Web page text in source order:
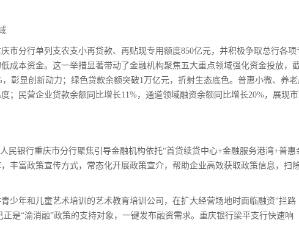
分行单列支农支小再贷款、再贴现专用额度850亿元，并积极争取总行各项
成本资金。这一举措显著带动了金融机构聚焦五大重点领域强化资金投放，
彰显创新动力；绿色贷款余额突破1万亿元，折射生态底色。普惠小微、养老
；民营企业贷款余额同比增长11%，通道领域融资余额同比增长20%，展现
银行重庆市分行聚焦引导金融机构依托“首贷续贷中心+金融服务港湾+普惠
丰富政策宣传方式，常态化开展政策宣介，帮助企业高效获取政策信息，扫
年和儿童艺术培训的艺术教育培训公司，在扩大经营场地时面临融资“拦路
是“渝消融”政策的支持对象，一键发布融资需求。重庆银行梁平支行快速响